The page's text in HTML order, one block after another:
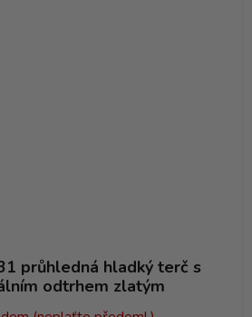
průhledná hladký terč s
odtrhem zlatým